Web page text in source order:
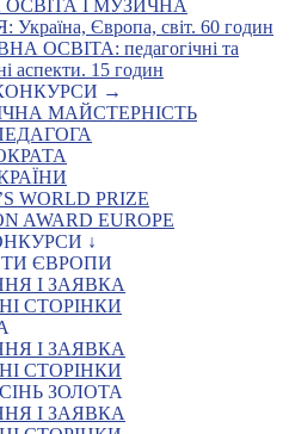
І МУЗИЧНА
Європа, світ. 60 годин
ОСВІТА: педагогічні та
аспекти. 15 годин
→
МАЙСТЕРНІСТЬ
WORLD PRIZE
AWARD EUROPE
↓
ЄВРОПИ
І ЗАЯВКА
СТОРІНКИ
І ЗАЯВКА
СТОРІНКИ
ЗОЛОТА
І ЗАЯВКА